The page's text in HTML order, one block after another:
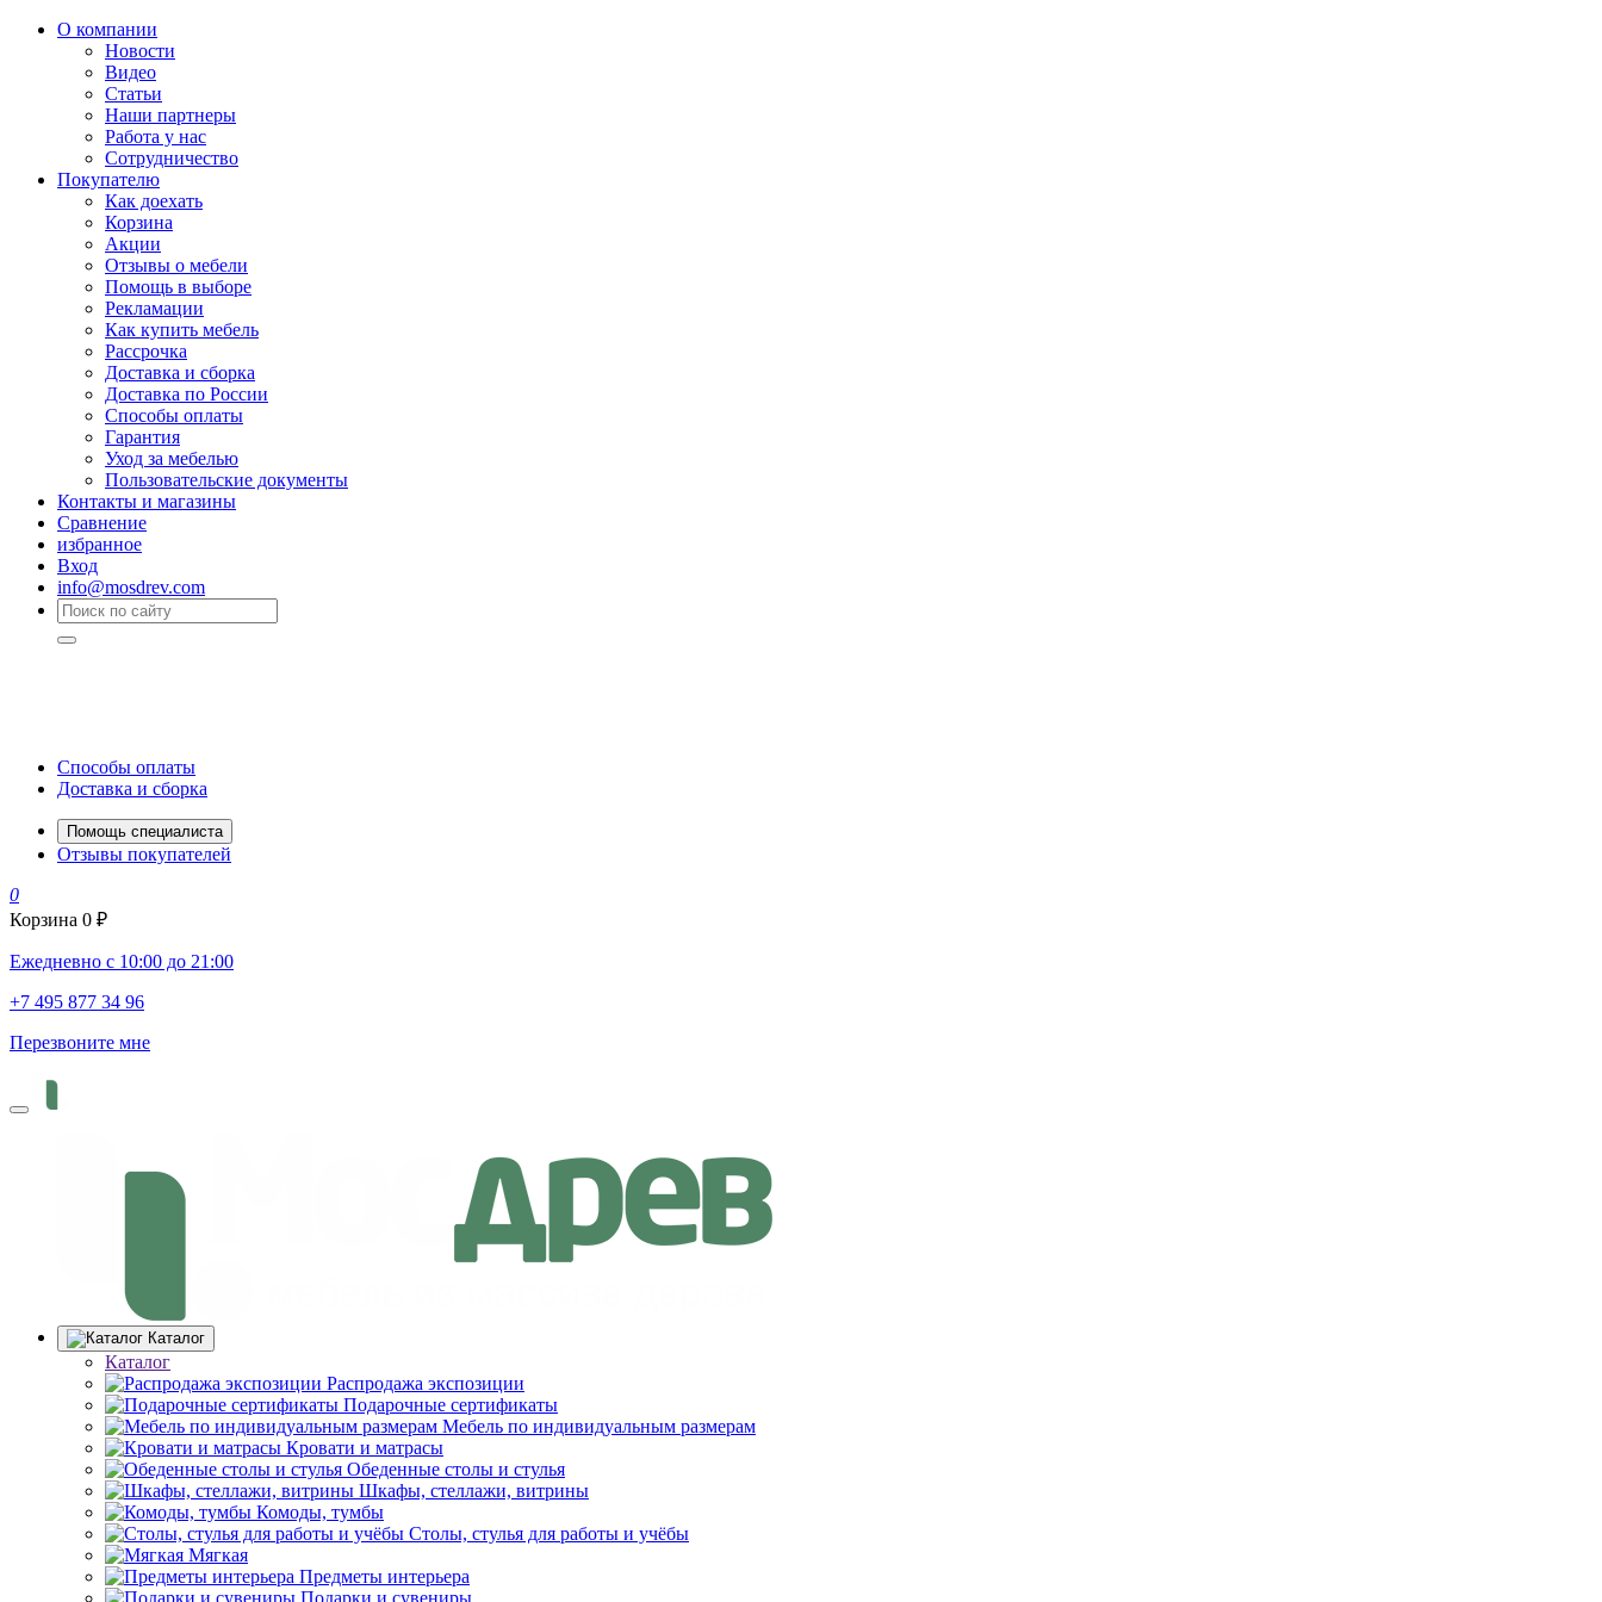
О компании
Новости
Видео
Статьи
Наши партнеры
Работа у нас
Сотрудничество
Покупателю
Как доехать
Корзина
Акции
Отзывы о мебели
Помощь в выборе
Рекламации
Как купить мебель
Рассрочка
Доставка и сборка
Доставка по России
Способы оплаты
Гарантия
Уход за мебелью
Пользовательские документы
Контакты и магазины
Сравнение
избранное
Вход
info@mosdrev.com
Способы оплаты
Доставка и сборка
Помощь специалиста
Отзывы покупателей
0
Корзина 0 ₽
Ежедневно с 10:00 до 21:00
+7 495 877 34 96
Перезвоните мне
Каталог
Каталог
Распродажа экспозиции
Подарочные сертификаты
Мебель по индивидуальным размерам
Кровати и матрасы
Обеденные столы и стулья
Шкафы, стеллажи, витрины
Комоды, тумбы
Столы, стулья для работы и учёбы
Мягкая
Предметы интерьера
Подарки и сувениры